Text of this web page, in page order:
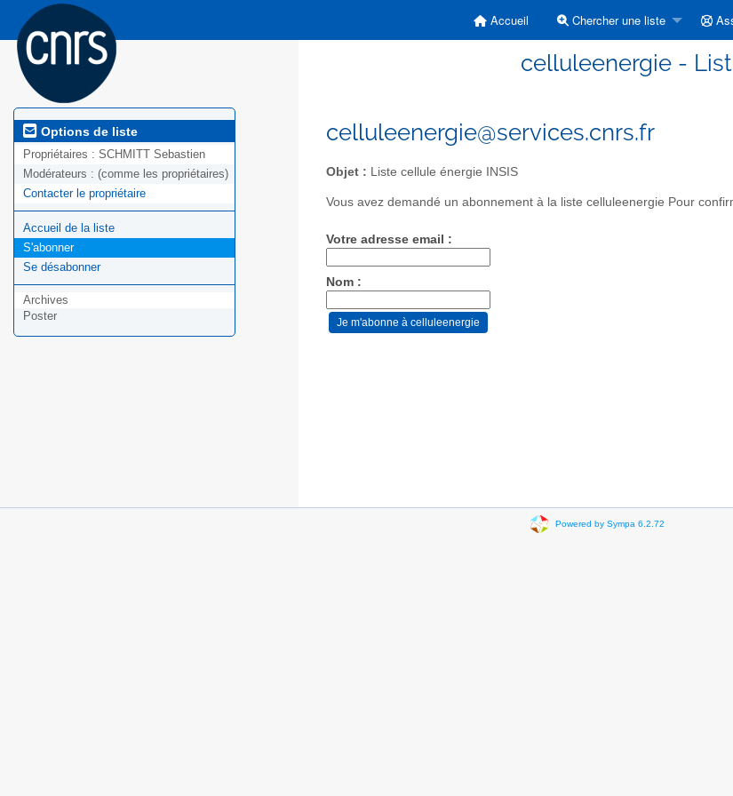
Accueil Chercher une liste
celluleenergie -
Options de liste
Propriétaires : SCHMITT Sebastien
Modérateurs : (comme les propriétaires)
Contacter le propriétaire
Accueil de la liste
S'abonner
Se désabonner
Archives
Poster
celluleenergie@services.cnrs.fr
Objet : Liste cellule énergie INSIS
Vous avez demandé un abonnement à la liste celluleenergie Pour
Votre adresse email :
Nom :
Powered by Sympa 6.2.72